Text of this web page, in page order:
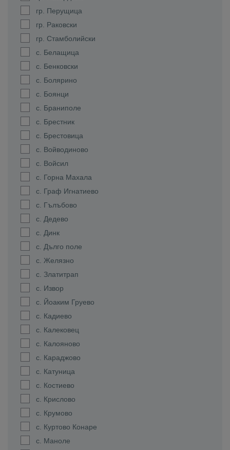
гр. Перущица
гр. Раковски
гр. Стамболийски
с. Белащица
с. Бенковски
с. Болярино
с. Боянци
с. Браниполе
с. Брестник
с. Брестовица
с. Войводиново
с. Войсил
с. Горна Махала
с. Граф Игнатиево
с. Гълъбово
с. Дедево
с. Динк
с. Дълго поле
с. Желязно
с. Златитрап
с. Извор
с. Йоаким Груево
с. Кадиево
с. Калековец
с. Калояново
с. Караджово
с. Катуница
с. Костиево
с. Крислово
с. Крумово
с. Куртово Конаре
с. Маноле